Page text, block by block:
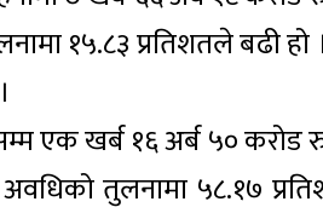
१५.८३ प्रतिशतले बढी हो
एक खर्ब १६ अर्ब ५० करोड
तुलनामा ५८.१७